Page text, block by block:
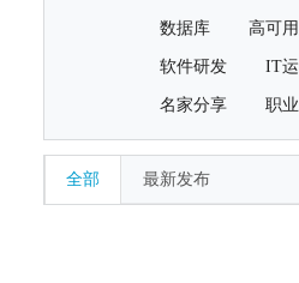
数据库 高可
软件研发 IT
名家分享 职
全部 最新发布